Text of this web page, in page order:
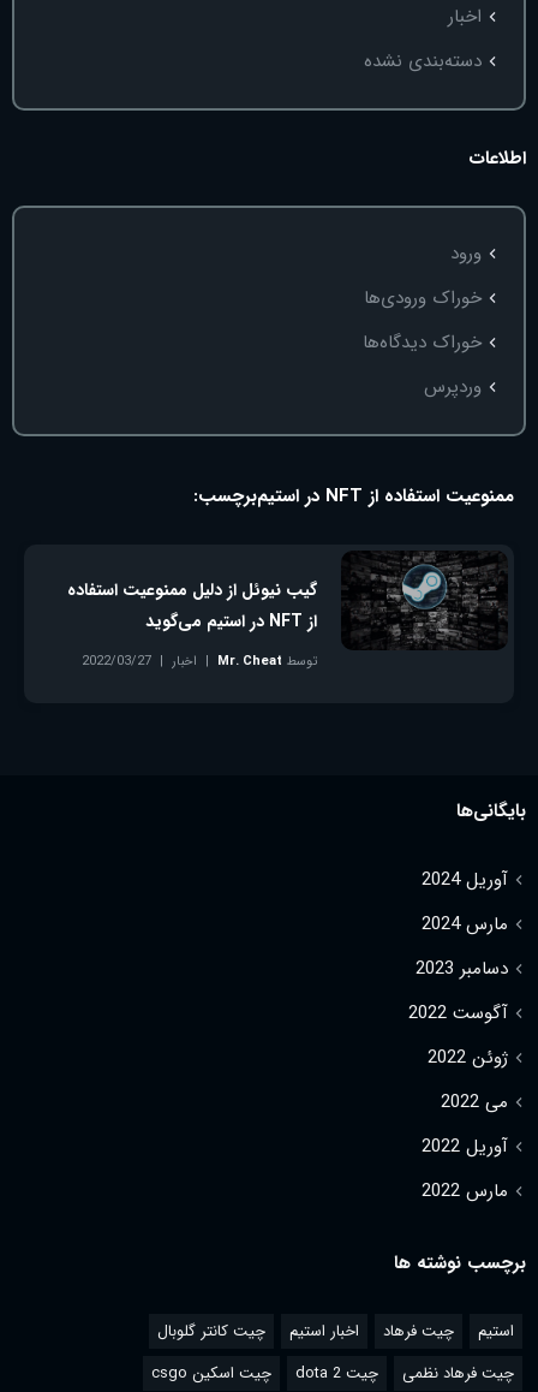
اخبار
دسته‌بندی نشده
اطلاعات
ورود
خوراک ورودی‌ها
خوراک دیدگاه‌ها
وردپرس
برچسب: ممنوعیت استفاده از NFT در استیم
گیب نیوئل از دلیل ممنوعیت استفاده
از NFT در استیم می‌گوید
توسط Mr. Cheat اخبار
2022/03/27
بایگانی‌ها
آوریل 2024
مارس 2024
دسامبر 2023
آگوست 2022
ژوئن 2022
می 2022
آوریل 2022
مارس 2022
برچسب نوشته ها
استیم چیت فرهاد اخبار استیم
چیت کانتر گلوبال
چیت فرهاد نظمی
چیت dota 2 چیت اسکین csgo